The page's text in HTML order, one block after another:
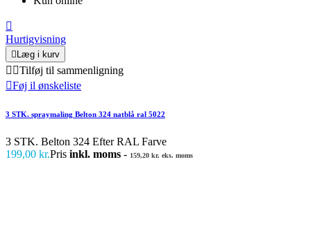

Hurtigvisning
 Læg i kurv
 Tilføj til sammenligning
Føj il ønskeliste
3 STK. spraymaling Belton 324 natblå ral 5022
3 STK. Belton 324 Efter RAL Farve
199,00 kr.Pris inkl. moms - 159,20 kr. eks. moms